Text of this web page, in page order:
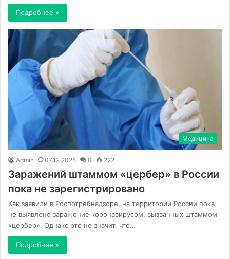
Подробнее »
Медицина
Admin 07.12.2025 0 222
Заражений штаммом «цербер» в России
пока не зарегистрировано
Как заявили в Роспотребнадзоре, на территории России пока
не выявлено заражение коронавирусом, вызванных штаммом
«цербер». Однако это не значит, что…
Подробнее »